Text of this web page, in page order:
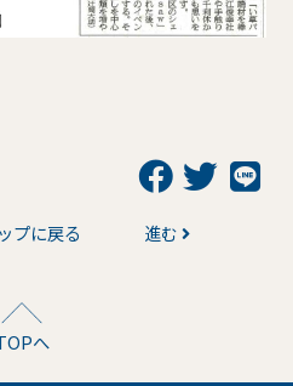
プに戻る 進む
へ